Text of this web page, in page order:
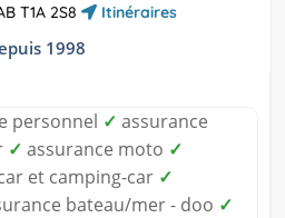
T1A 2S8
Itinéraires
1998
personnel ✓ assurance
✓ assurance moto ✓
et camping-car ✓
bateau/mer - doo ✓